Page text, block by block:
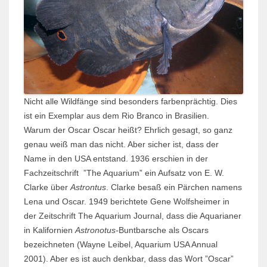
Nicht alle Wildfänge sind besonders farbenprächtig. Dies
ist ein Exemplar aus dem Rio Branco in Brasilien.
Warum der Oscar Oscar heißt? Ehrlich gesagt, so ganz
genau weiß man das nicht. Aber sicher ist, dass der
Name in den USA entstand. 1936 erschien in der
Fachzeitschrift ”The Aquarium” ein Aufsatz von E. W.
Clarke über Astrontus . Clarke besaß ein Pärchen namens
Lena und Oscar. 1949 berichtete Gene Wolfsheimer in
der Zeit­schrift The Aquarium Journal, dass die Aquarianer
in Kalifornien Astronotus-Buntbarsche als Oscars
bezeichneten (Wayne Leibel, Aquarium USA Annual
2001). Aber es ist auch denkbar, dass das Wort ”Oscar”